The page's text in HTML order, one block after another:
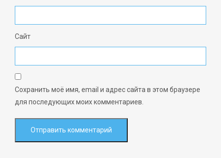
Сайт
Сохранить моё имя, email и адрес сайта в этом браузере
для последующих моих комментариев.